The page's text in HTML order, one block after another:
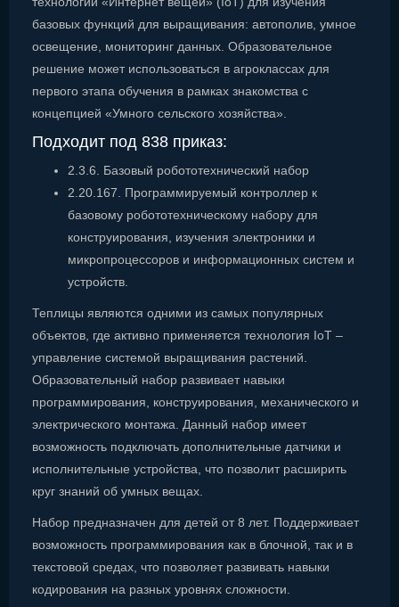
базовых функций для выращивания: автополив, умное
освещение, мониторинг данных. Образовательное
решение может использоваться в агроклассах для
первого этапа обучения в рамках знакомства с
концепцией «Умного сельского хозяйства».
Подходит под 838 приказ:
2.3.6. Базовый робототехнический набор
2.20.167. Программируемый контроллер к
базовому робототехническому набору для
конструирования, изучения электроники и
микропроцессоров и информационных систем и
устройств.
Теплицы являются одними из самых популярных
объектов, где активно применяется технология IoT –
управление системой выращивания растений.
Образовательный набор развивает навыки
программирования, конструирования, механического и
электрического монтажа. Данный набор имеет
возможность подключать дополнительные датчики и
исполнительные устройства, что позволит расширить
круг знаний об умных вещах.
Набор предназначен для детей от 8 лет. Поддерживает
возможность программирования как в блочной, так и в
текстовой средах, что позволяет развивать навыки
кодирования на разных уровнях сложности.